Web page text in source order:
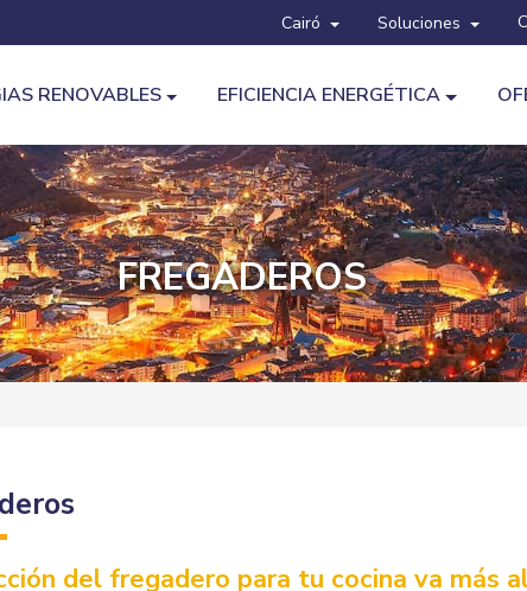
Cairó Soluciones
RENOVABLES EFICIENCIA ENERGÉTICA
FREGADEROS
del fregadero para tu cocina va más